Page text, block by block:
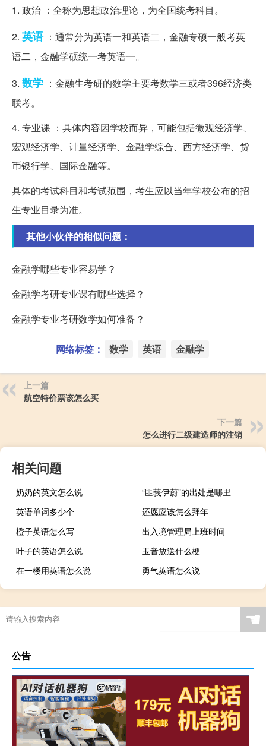
1. 政治 ：全称为思想政治理论，为全国统考科目。
2. 英语：通常分为英语一和英语二，金融专硕一般考英
语二，金融学硕统一考英语一。
3. 数学 ：金融生考研的数学主要考数学三或者396经济类
联考。
4. 专业课 ：具体内容因学校而异，可能包括微观经济学、
宏观经济学、计量经济学、金融学综合、西方经济学、货
币银行学、国际金融等。
具体的考试科目和考试范围，考生应以当年学校公布的招
生专业目录为准。
其他小伙伴的相似问题：
金融学哪些专业容易学？
金融学考研专业课有哪些选择？
金融学专业考研数学如何准备？
网络标签： 数学 英语 金融学
上一篇
航空特价票该怎么买
下一篇
怎么进行二级建造师的注销
相关问题
奶奶的英文怎么说
“匪莪伊蔚”的出处是哪里
英语单词多少个
还愿应该怎么拜年
橙子英语怎么写
出入境管理局上班时间
叶子的英语怎么说
玉音放送什么梗
在一楼用英语怎么说
勇气英语怎么说
☚
公告